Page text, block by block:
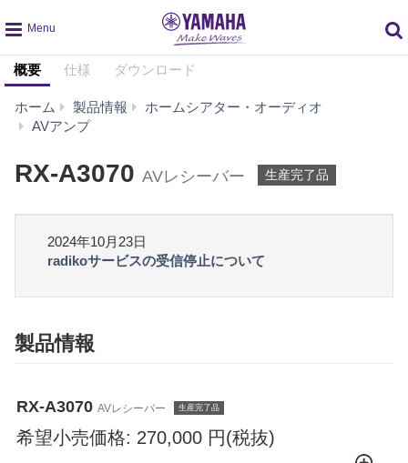
global
navigation
概要 仕様 ダウンロード
ホーム 製品情報
ホームシアター・オーディオ
AVアンプ
RX-A3070 AVレシーバー 生産完了品
2024年10月23日
radikoサービスの受信停止について
製品情報
RX-A3070 AVレシーバー 生産完了品
希望小売価格: 270,000 円(税抜)